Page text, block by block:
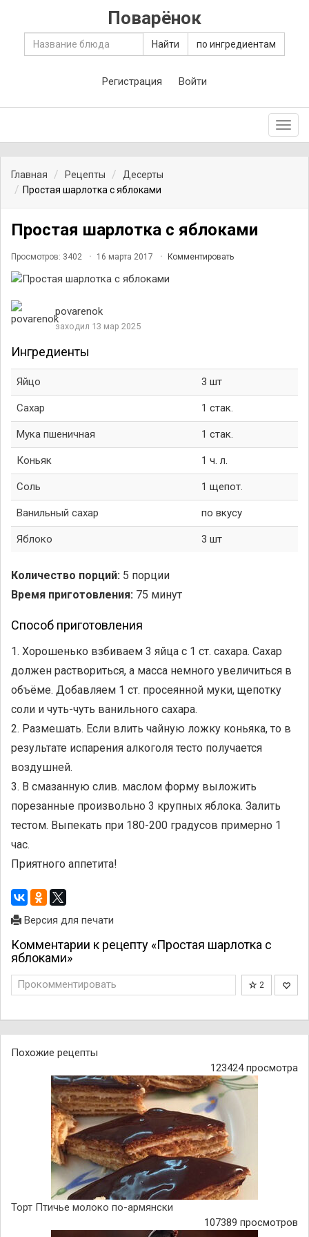
Поварёнок
Найти по ингредиентам
Регистрация Войти
Главная Рецепты
Десерты
Простая шарлотка с яблоками
Простая шарлотка с яблоками
Просмотров: 3402 16 марта 2017 Комментировать
povarenok
заходил 13 мар 2025
Ингредиенты
Яйцо 3 шт
Сахар 1 стак.
Мука пшеничная 1 стак.
Коньяк 1 ч. л.
Соль 1 щепот.
Ванильный сахар по вкусу
Яблоко 3 шт
Количество порций: 5 порции
Время приготовления: 75 минут
Способ приготовления
1. Хорошенько взбиваем 3 яйца с 1 ст. сахара. Сахар
должен раствориться, а масса немного увеличиться в
объёме. Добавляем 1 ст. просеянной муки, щепотку
соли и чуть-чуть ванильного сахара.
2. Размешать. Если влить чайную ложку коньяка, то в
результате испарения алкоголя тесто получается
воздушней.
3. В смазанную слив. маслом форму выложить
порезанные произвольно 3 крупных яблока. Залить
тестом. Выпекать при 180-200 градусов примерно 1
час.
Приятного аппетита!
Версия для печати
Комментарии к рецепту «Простая шарлотка с
яблоками»
2
Прокомментировать
Похожие рецепты
123424 просмотра
Торт Птичье молоко по-армянски
107389 просмотров